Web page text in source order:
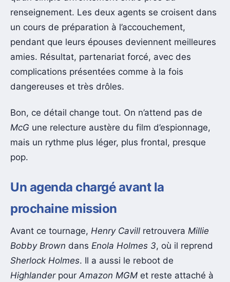
renseignement. Les deux agents se croisent dans
un cours de préparation à l’accouchement,
pendant que leurs épouses deviennent meilleures
amies. Résultat, partenariat forcé, avec des
complications présentées comme à la fois
dangereuses et très drôles.
Bon, ce détail change tout. On n’attend pas de
McG une relecture austère du film d’espionnage,
mais un rythme plus léger, plus frontal, presque
pop.
Un agenda chargé avant la
prochaine mission
Avant ce tournage, Henry Cavill retrouvera Millie
Bobby Brown dans Enola Holmes 3, où il reprend
Sherlock Holmes. Il a aussi le reboot de
HighlanderpourAmazon MGM et reste attaché à